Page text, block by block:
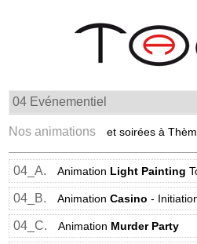
Nos animations et soirées à
04_A. Animation Light Painting
04_B. AnimationCasino -
04_C. Animation Murder Party